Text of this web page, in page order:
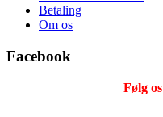
Betaling
Om os
Facebook
Følg